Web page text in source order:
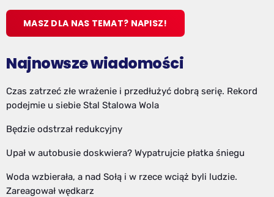
MASZ DLA NAS TEMAT? NAPISZ!
Najnowsze wiadomości
Czas zatrzeć złe wrażenie i przedłużyć dobrą serię. Rekord
podejmie u siebie Stal Stalowa Wola
Będzie odstrzał redukcyjny
Upał w autobusie doskwiera? Wypatrujcie płatka śniegu
Woda wzbierała, a nad Sołą i w rzece wciąż byli ludzie.
Zareagował wędkarz